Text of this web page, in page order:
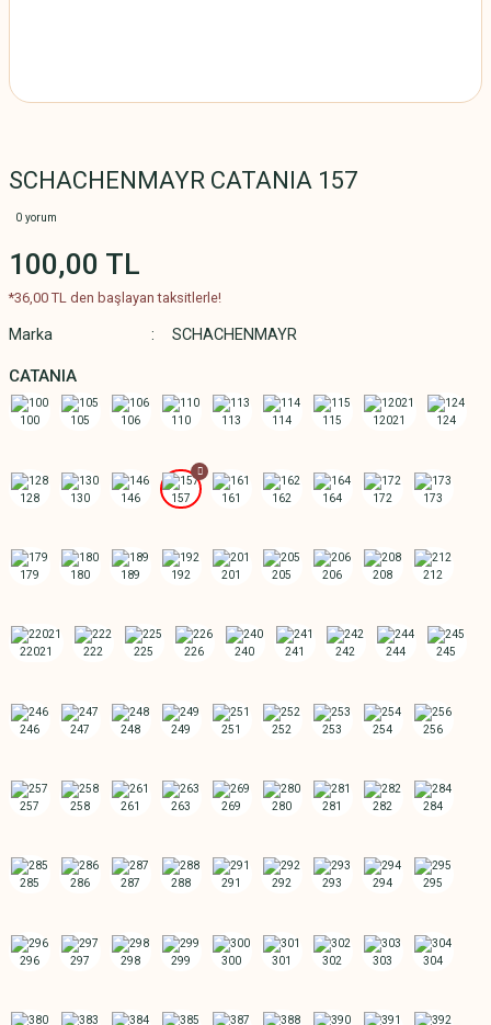
SCHACHENMAYR CATANIA 157
0 yorum
100,00 TL
*36,00 TL den başlayan taksitlerle!
Marka SCHACHENMAYR
CATANIA